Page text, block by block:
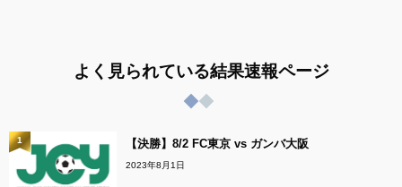
よく見られている結果速報ページ
【決勝】8/2 FC東京 vs ガンバ大阪
2023年8月1日
1